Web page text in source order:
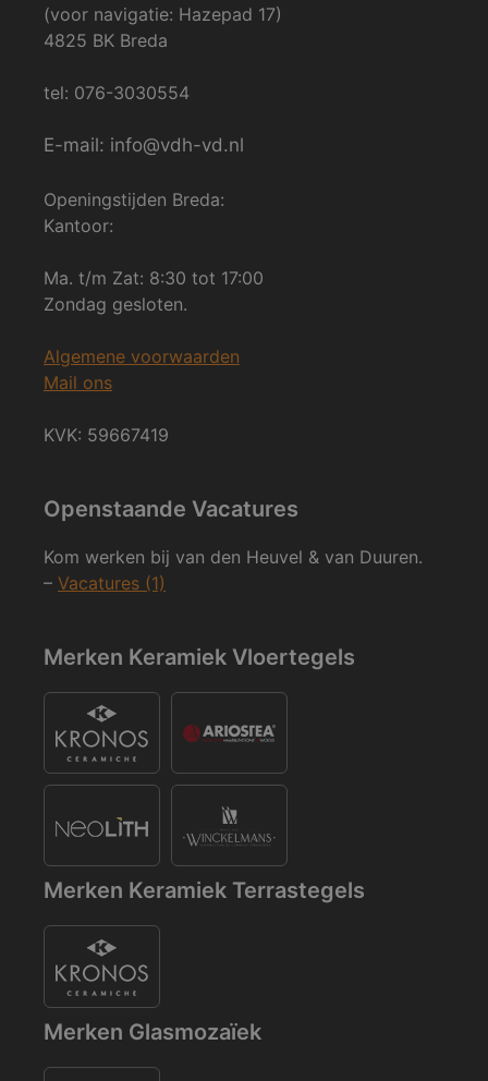
(voor navigatie: Hazepad 17)
4825 BK Breda
tel: 076-3030554
E-mail: info@vdh-vd.nl
Openingstijden Breda:
Kantoor:
Ma. t/m Zat: 8:30 tot 17:00
Zondag gesloten.
Algemene voorwaarden
Mail ons
KVK: 59667419
Openstaande Vacatures
Kom werken bij van den Heuvel & van Duuren.
– Vacatures (1)
Merken Keramiek Vloertegels
Merken Keramiek Terrastegels
Merken Glasmozaïek